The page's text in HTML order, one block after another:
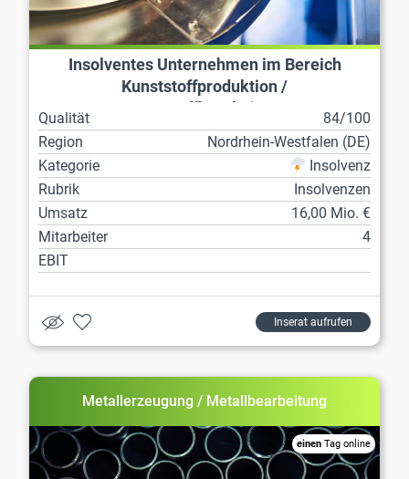
Insolventes Unternehmen im Bereich
Kunststoffproduktion /
Kunststoffbearbeitung
Qualität
84/100
Region
Nordrhein-Westfalen (DE)
Kategorie
Insolvenz
Rubrik
Insolvenzen
Umsatz
16,00 Mio. €
Mitarbeiter
4
EBIT
Inserat aufrufen
Metallerzeugung / Metallbearbeitung
einen Tag online